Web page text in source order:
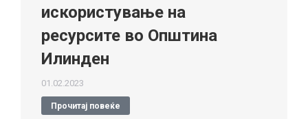
искористување на
ресурсите во Општина
Илинден
01.02.2023
Прочитај повеќе